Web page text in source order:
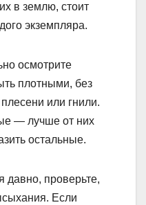
в землю, стоит
экземпляра.
осмотрите
плотными, без
или гнили.
— лучше от них
остальные.
давно, проверьте,
Если